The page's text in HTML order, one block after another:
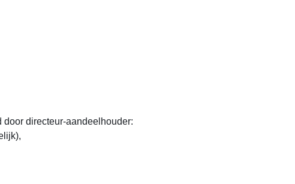
directeur-aandeelhouder: